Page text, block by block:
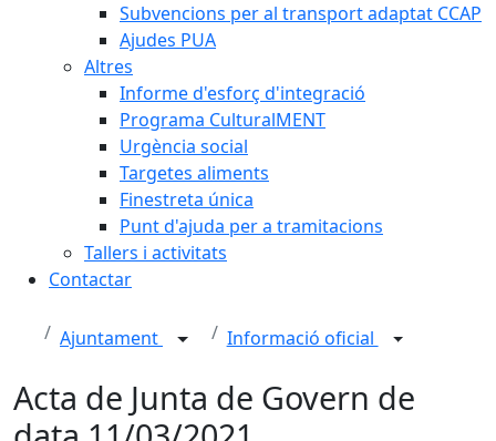
Subvencions per al transport adaptat CCAP
Ajudes PUA
Altres
Informe d'esforç d'integració
Programa CulturalMENT
Urgència social
Targetes aliments
Finestreta única
Punt d'ajuda per a tramitacions
Tallers i activitats
Contactar
Ajuntament Informació oficial
Acta de Junta de Govern de